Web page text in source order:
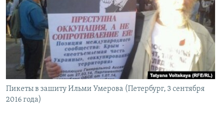
СИБИРЬ.РЕАЛИИ
РАСПИСАНИЕ ВЕЩАНИЯ
ПОДПИШИТЕСЬ НА РАССЫЛКУ
СОЦИАЛЬНЫЕ СЕТИ
Пикеты в зашиту Ильми Умерова (Петербург, 3 сентября
2016 года)